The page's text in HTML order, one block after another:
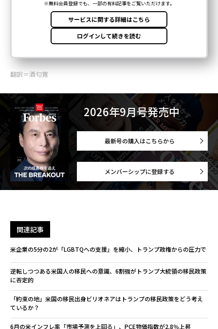
翻訳＝酒匂寛
2026年9月号発売中
最新号の購入はこちらから
メンバーシップに登録する
関連記事
米企業の5分の2が「LGBTQへの支援」を縮小、トランプ政権からの圧力で
逆転しつつある米国人の移民への意識、6割強がトランプ大統領の移民政策
に否定的
「約束の地」米国の移民出身ビリオネアはトランプの移民政策をどう考え
ているか？
6月の米インフレ率「市場予測を上回る」、PCE物価指数が2.8％上昇